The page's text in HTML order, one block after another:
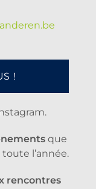
!
que
l’année.
rencontres